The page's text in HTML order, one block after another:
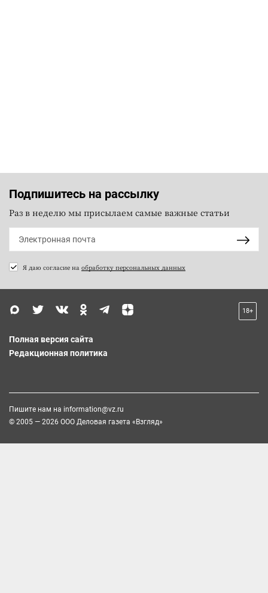
Подпишитесь на рассылку
Раз в неделю мы присылаем самые важные статьи
Я даю согласие на обработку персональных данных
18+
Полная версия сайта
Редакционная политика
Пишите нам на information@vz.ru
© 2005 — 2026 ООО Деловая газета «Взгляд»